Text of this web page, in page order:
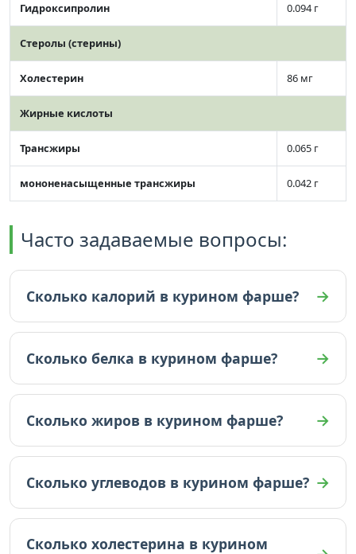
Гидроксипролин 0.094 г
Стеролы (стерины)
Холестерин 86 мг
Жирные кислоты
Трансжиры 0.065 г
мононенасыщенные трансжиры 0.042 г
Часто задаваемые вопросы:
Сколько калорий в курином фарше?
В курином фарше 143 ккал (на 100г).
Сколько белка в курином фарше?
В курином фарше 17.44 граммов белка (на 100г).
Сколько жиров в курином фарше?
В курином фарше 8.1 граммов жиров (на 100г).
Сколько углеводов в курином фарше?
В курином фарше 0.04 граммов углеводов (на
100г).
Сколько холестерина в курином